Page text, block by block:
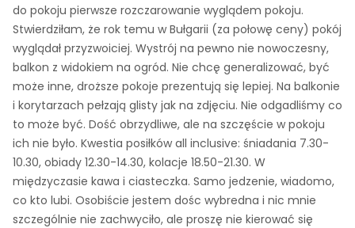
do pokoju pierwsze rozczarowanie wyglądem pokoju.
Stwierdziłam, że rok temu w Bułgarii (za połowę ceny) pokój
wyglądał przyzwoiciej. Wystrój na pewno nie nowoczesny,
balkon z widokiem na ogród. Nie chcę generalizować, być
może inne, droższe pokoje prezentują się lepiej. Na balkonie
i korytarzach pełzają glisty jak na zdjęciu. Nie odgadliśmy co
to może być. Dość obrzydliwe, ale na szczęście w pokoju
ich nie było. Kwestia posiłków all inclusive: śniadania 7.30-
10.30, obiady 12.30-14.30, kolacje 18.50-21.30. W
międzyczasie kawa i ciasteczka. Samo jedzenie, wiadomo,
co kto lubi. Osobiście jestem dośc wybredna i nic mnie
szczególnie nie zachwyciło, ale proszę nie kierować się